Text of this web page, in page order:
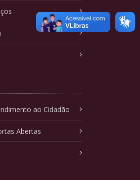
ao Cidadão
Abertas